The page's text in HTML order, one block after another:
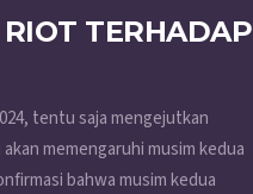
TERHADAP
tentu saja mengejutkan
memengaruhi musim kedua
bahwa musim kedua